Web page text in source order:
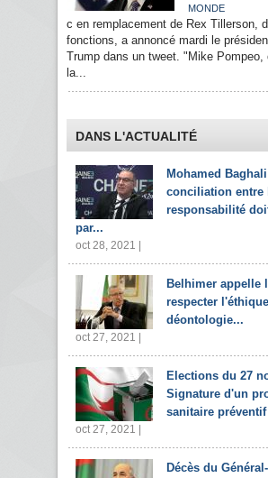
MONDE
c en remplacement de Rex Tillerson,
fonctions, a annoncé mardi le
Trump dans un tweet. "Mike Pompeo,
la...
DANS L'ACTUALITÉ
Mohamed
conciliation entre
responsabilité
par...
oct 28, 2021 |
Belhimer appelle
respecter
déontologie...
oct 27, 2021 |
Elections du 27
Signature d'un
sanitaire
oct 27, 2021 |
Décès du